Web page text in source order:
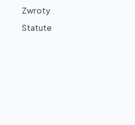
Zwroty
Statute